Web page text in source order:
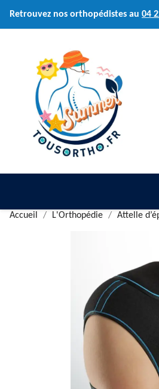
Retrouvez nos orthopédistes au 04
Accueil L'Orthopédie Attelle